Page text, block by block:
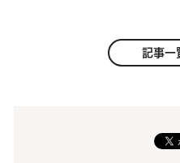
記事一